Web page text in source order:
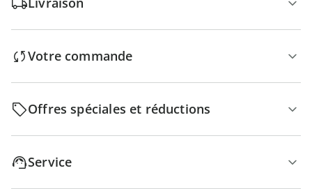
Votre commande
Offres spéciales et réductions
Service